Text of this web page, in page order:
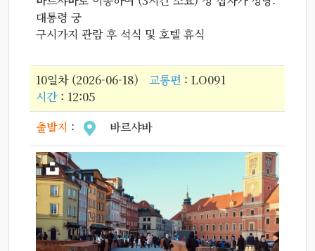
대통령 궁
구시가지 관람 후 석식 및 호텔 휴식
10일차 (2026-06-18) 교통편 : LO091
시간: 12:05
출발지 : 바르샤바